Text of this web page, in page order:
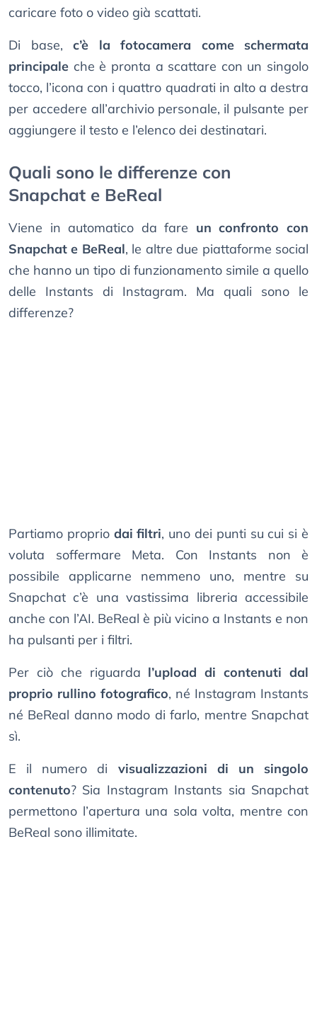
caricare foto o video già scattati.
Di base, c’è la fotocamera come schermata
principale che è pronta a scattare con un singolo
tocco, l’icona con i quattro quadrati in alto a destra
per accedere all’archivio personale, il pulsante per
aggiungere il testo e l’elenco dei destinatari.
Quali sono le differenze con
Snapchat e BeReal
Viene in automatico da fare un confronto con
Snapchat e BeReal, le altre due piattaforme social
che hanno un tipo di funzionamento simile a quello
delle Instants di Instagram. Ma quali sono le
differenze?
Partiamo proprio dai filtri, uno dei punti su cui si è
voluta soffermare Meta. Con Instants non è
possibile applicarne nemmeno uno, mentre su
Snapchat c’è una vastissima libreria accessibile
anche con l’AI. BeReal è più vicino a Instants e non
ha pulsanti per i filtri.
Per ciò che riguarda l’upload di contenuti dal
proprio rullino fotografico, né Instagram Instants
né BeReal danno modo di farlo, mentre Snapchat
sì.
E il numero di visualizzazioni di un singolo
contenuto? Sia Instagram Instants sia Snapchat
permettono l’apertura una sola volta, mentre con
BeReal sono illimitate.